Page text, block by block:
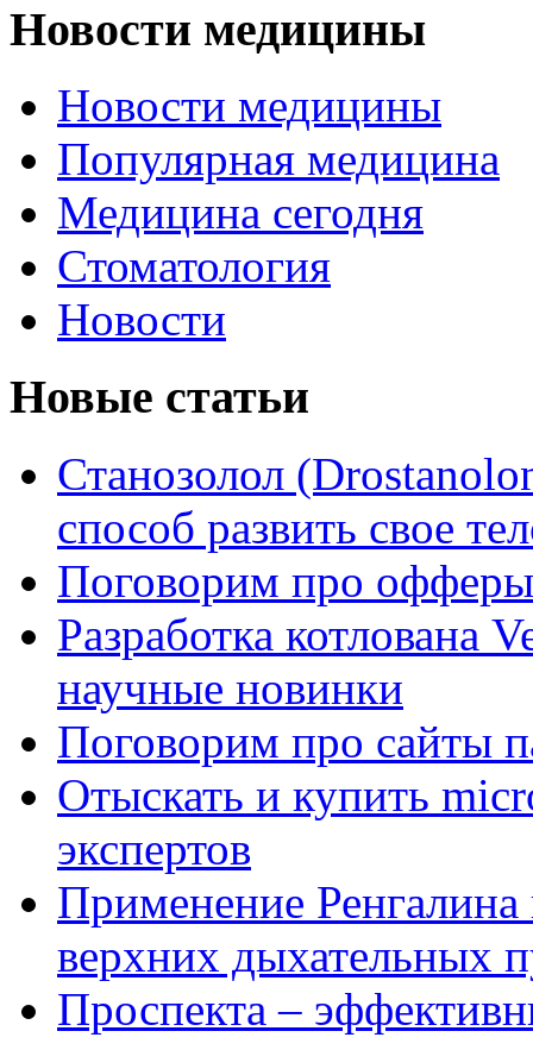
Новости медицины
Новости медицины
Популярная медицина
Медицина сегодня
Стоматология
Новости
Новые статьи
Станозолол
способ развить свое
Поговорим про
Разработка котлована
научные новинки
Поговорим про сайты
Отыскать и купить
экспертов
Применение Ренгалина
верхних дыхательных
Проспекта –